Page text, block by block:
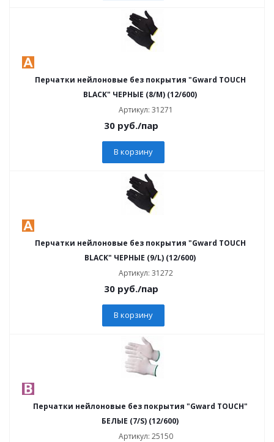
Перчатки нейлоновые без покрытия "Gward TOUCH
BLACK" ЧЕРНЫЕ (8/M) (12/600)
Артикул: 31271
30руб./пар
В корзину
Перчатки нейлоновые без покрытия "Gward TOUCH
BLACK" ЧЕРНЫЕ (9/L) (12/600)
Артикул: 31272
30руб./пар
В корзину
Перчатки нейлоновые без покрытия "Gward TOUCH"
БЕЛЫЕ (7/S) (12/600)
Артикул: 25150